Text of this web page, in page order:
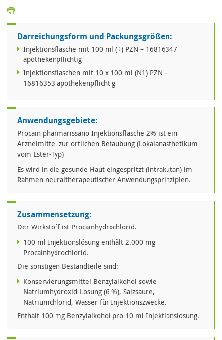
Darreichungsform und Packungsgrößen:
Injektionsflasche mit 100 ml (÷) PZN – 16816347
apothekenpflichtig
Injektionsflaschen mit 10 x 100 ml (N1) PZN –
16816353 apothekenpflichtig
Anwendungsgebiete:
Procain pharmarissano Injektionsflasche 2% ist ein
Arzneimittel zur örtlichen Betäubung (Lokalanästhetikum
vom Ester-Typ)
Es wird in die gesunde Haut eingespritzt (intrakutan) im
Rahmen neuraltherapeutischer Anwendungsprinzipien.
Zusammensetzung:
Der Wirkstoff ist Procainhydrochlorid.
100 ml Injektionslösung enthält 2.000 mg
Procainhydrochlorid.
Die sonstigen Bestandteile sind:
Konservierungsmittel Benzylalkohol sowie
Natriumhydroxid-Lösung (6 %), Salzsäure,
Natriumchlorid, Wasser für Injektionszwecke.
Enthält 100 mg Benzylalkohol pro 10 ml Injektionslösung.